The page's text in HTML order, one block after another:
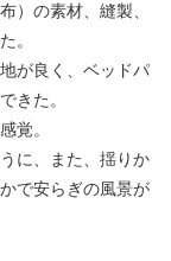
）の素材、縫製、
。
が良く、ベッドパ
きた。
覚。
に、また、揺りか
で安らぎの風景が